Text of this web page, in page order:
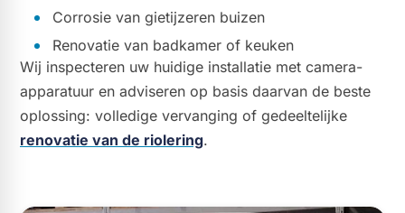
Corrosie van gietijzeren buizen
Renovatie van badkamer of keuken
Wij inspecteren uw huidige installatie met camera-
apparatuur en adviseren op basis daarvan de beste
oplossing: volledige vervanging of gedeeltelijke
renovatie van de riolering.